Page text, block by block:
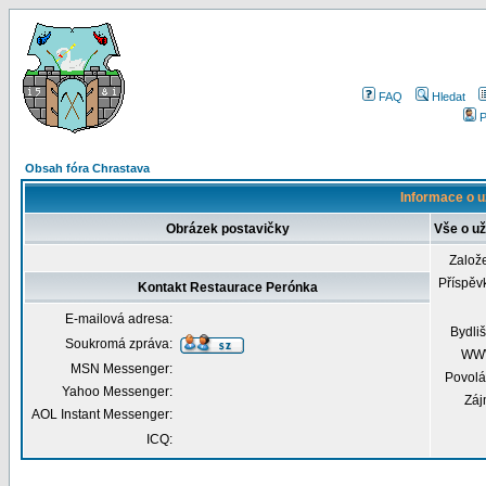
FAQ
Hledat
Obsah fóra Chrastava
Informace o
Obrázek postavičky Vše o
Kontakt Restaurace Perónka
E-mailová adresa:
Soukromá zpráva:
MSN Messenger:
Yahoo Messenger:
AOL Instant Messenger:
ICQ: